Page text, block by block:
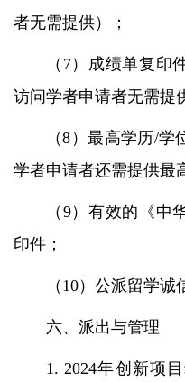
者无需提供）；
（7）成绩单复印
访问学者申请者无需提
（8）最高学历/
学者申请者还需提供最
（9）有效的《中
印件；
（10）公派留学诚
六、派出与管理
1. 2024年创新项